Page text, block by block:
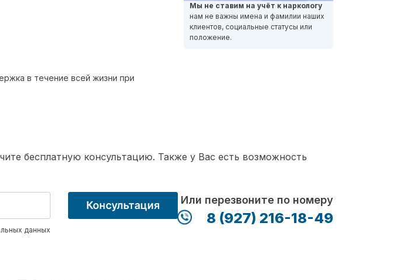
в течение всей жизни при
Мы не ставим на учёт к наркологу
нам не важны имена и фамилии наших
клиентов, социальные статусы или
положение.
бесплатную консультацию. Также у Вас есть возможность
данных
Консультация Или перезвоните по номеру
8 (927) 216-18-49